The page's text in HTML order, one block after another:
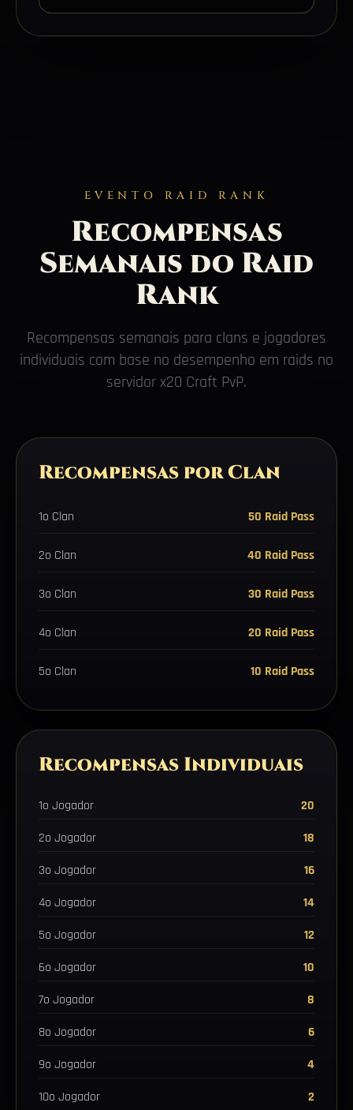
EVENTO RAID RANK
Recompensas
Semanais do Raid
Rank
Recompensas semanais para clans e jogadores
individuais com base no desempenho em raids no
servidor x20 Craft PvP.
Recompensas por Clan
1o Clan 50 Raid Pass
2o Clan 40 Raid Pass
3o Clan 30 Raid Pass
4o Clan 20 Raid Pass
5o Clan 10 Raid Pass
Recompensas Individuais
1o Jogador
20
2o Jogador
18
3o Jogador
16
4o Jogador
14
5o Jogador
12
6o Jogador
10
7o Jogador
8
8o Jogador
6
9o Jogador
4
10o Jogador
2